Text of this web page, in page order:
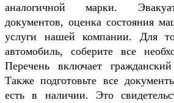
аналогичной марки.
документов, оценка состояния
услуги нашей компании. Для
автомобиль, соберите все
Перечень включает
Также подготовьте все
есть в наличии. Это